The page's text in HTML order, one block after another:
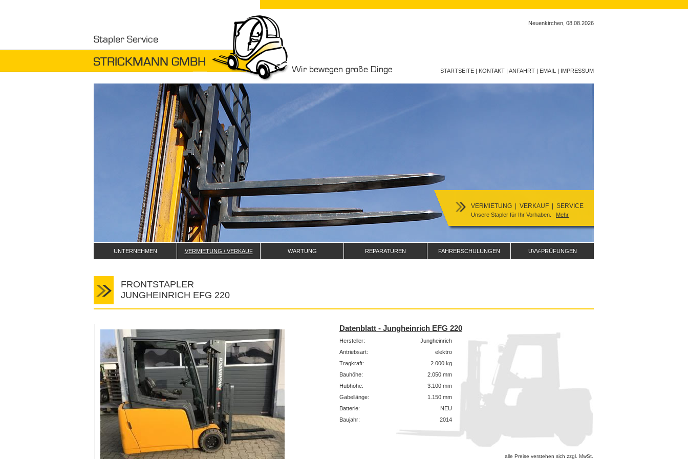
Neuenkirchen, 08.08.2026
STARTSEITE | KONTAKT | ANFAHRT | EMAIL | IMPRESSUM
VERMIETUNG | VERKAUF | SERVICE
Unsere Stapler für Ihr Vorhaben. Mehr
UNTERNEHMEN VERMIETUNG / VERKAUF WARTUNG REPARATUREN FAHRERSCHULUNGEN UVV-PRÜFUNGEN
FRONTSTAPLER
JUNGHEINRICH EFG 220
Datenblatt - Jungheinrich EFG 220
Hersteller:
Jungheinrich
Antriebsart:
elektro
Tragkraft:
2.000 kg
Bauhöhe:
2.050 mm
Hubhöhe:
3.100 mm
Gabellänge:
1.150 mm
Batterie:
NEU
Baujahr:
2014
alle Preise verstehen sich zzgl. MwSt.